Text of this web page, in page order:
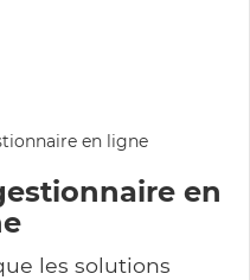
en
les solutions